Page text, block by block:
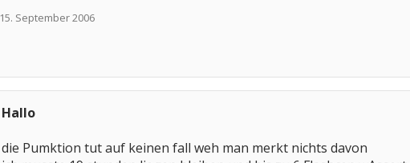
15. September 2006
Hallo
die Pumktion tut auf keinen fall weh man merkt nichts davon